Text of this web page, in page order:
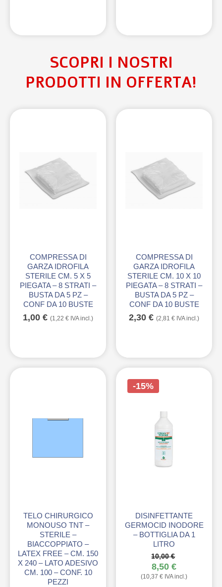
SCOPRI I NOSTRI
PRODOTTI IN OFFERTA!
COMPRESSA DI
GARZA IDROFILA
STERILE CM. 5 X 5
PIEGATA – 8 STRATI –
BUSTA DA 5 PZ –
CONF DA 10 BUSTE
1,00 € (1,22 € IVA incl.)
COMPRESSA DI
GARZA IDROFILA
STERILE CM. 10 X 10
PIEGATA – 8 STRATI –
BUSTA DA 5 PZ –
CONF DA 10 BUSTE
2,30 € (2,81 € IVA incl.)
TELO CHIRURGICO
MONOUSO TNT –
STERILE –
BIACCOPPIATO –
LATEX FREE – CM. 150
X 240 – LATO ADESIVO
CM. 100 – CONF. 10
PEZZI
-15%
DISINFETTANTE
GERMOCID INODORE
– BOTTIGLIA DA 1
LITRO
10,00€
Il
prezzo
8,50 €
Il
(10,37 € IVA incl.)